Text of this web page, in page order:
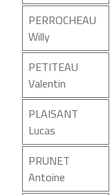
PERROCHEAU
Willy
PETITEAU
Valentin
PLAISANT
Lucas
PRUNET
Antoine